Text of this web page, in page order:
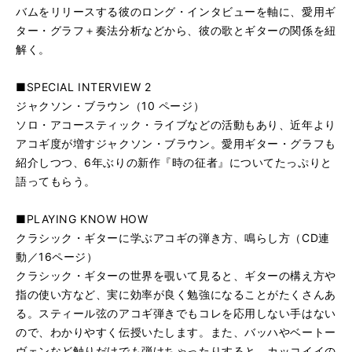
バムをリリースする彼のロング・インタビューを軸に、愛用ギ
ター・グラフ＋奏法分析などから、彼の歌とギターの関係を紐
解く。
■SPECIAL INTERVIEW 2
ジャクソン・ブラウン（10 ページ）
ソロ・アコースティック・ライブなどの活動もあり、近年より
アコギ度が増すジャクソン・ブラウン。愛用ギター・グラフも
紹介しつつ、6年ぶりの新作『時の征者』についてたっぷりと
語ってもらう。
■PLAYING KNOW HOW
クラシック・ギターに学ぶアコギの弾き方、鳴らし方（CD連
動／16ページ）
クラシック・ギターの世界を覗いて見ると、ギターの構え方や
指の使い方など、実に効率が良く勉強になることがたくさんあ
る。スティール弦のアコギ弾きでもコレを応用しない手はない
ので、わかりやすく伝授いたします。また、バッハやベートー